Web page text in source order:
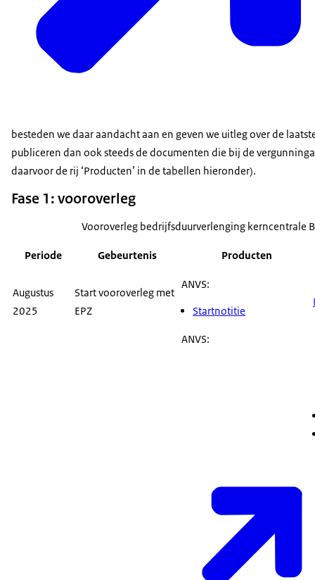
besteden we daar aandacht aan en geven we uitleg over de
publiceren dan ook steeds de documenten die bij de
daarvoor de rij ‘Producten’ in de tabellen hieronder).
Fase 1: vooroverleg
Vooroverleg bedrijfsduurverlenging kerncentrale
Periode Gebeurtenis Producten
Augustus
2025
Start vooroverleg met
EPZ
ANVS:
Startnotitie
ANVS: